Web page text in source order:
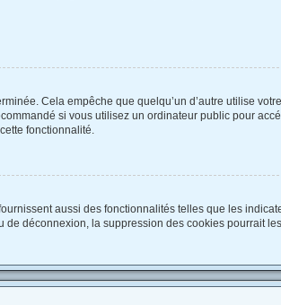
Cela empêche que quelqu’un d’autre utilise
si vous utilisez un ordinateur public pour
fonctionnalité.
aussi des fonctionnalités telles que les
déconnexion, la suppression des cookies pourrait